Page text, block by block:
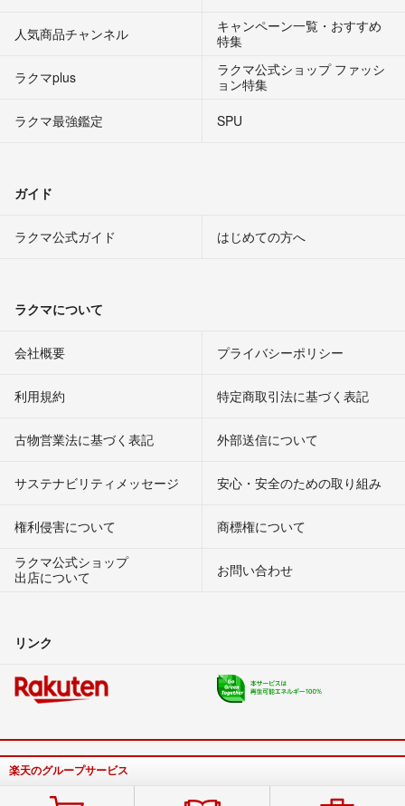
人気商品チャンネル
キャンペーン一覧・おすすめ
特集
ラクマplus
ラクマ公式ショップ ファッシ
ョン特集
ラクマ最強鑑定
SPU
ガイド
ラクマ公式ガイド はじめての方へ
ラクマについて
会社概要 プライバシーポリシー
利用規約 特定商取引法に基づく表記
古物営業法に基づく表記 外部送信について
サステナビリティメッセージ 安心・安全のための取り組み
権利侵害について
商標権について
ラクマ公式ショップ
出店について
お問い合わせ
リンク
楽天のグループサービス